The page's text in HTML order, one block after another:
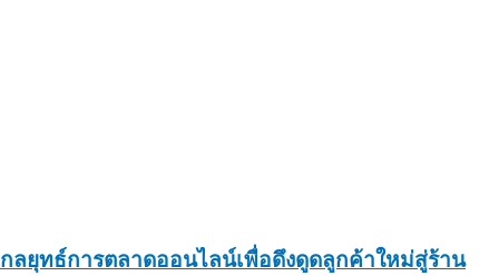
กลยุทธ์การตลาดออนไลน์เพื่อดึงดูดลูกค้าใหม่สู่ร้าน